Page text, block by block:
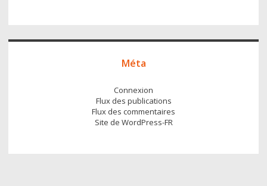
Méta
Connexion
Flux des publications
Flux des commentaires
Site de WordPress-FR